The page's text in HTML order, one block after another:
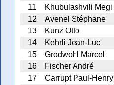
11
Khubulashvili Megi
12
Avenel Stéphane
13
Kunz Otto
14
Kehrli Jean-Luc
15
Grodwohl Marcel
16
Fischer André
17
Carrupt Paul-Henry